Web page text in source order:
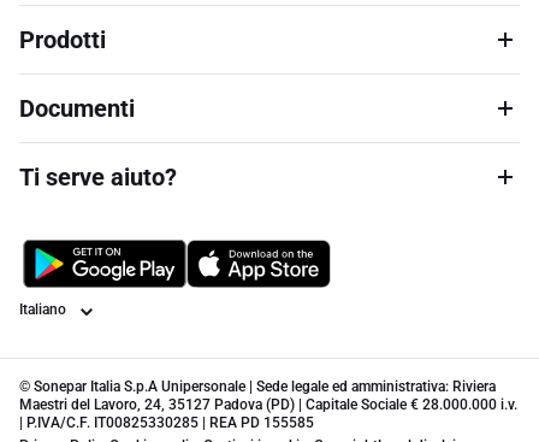
Prodotti
Documenti
Ti serve aiuto?
Lingua
© Sonepar Italia S.p.A Unipersonale | Sede legale ed amministrativa: Riviera
Maestri del Lavoro, 24, 35127 Padova (PD) | Capitale Sociale € 28.000.000 i.v.
| P.IVA/C.F. IT00825330285 | REA PD 155585